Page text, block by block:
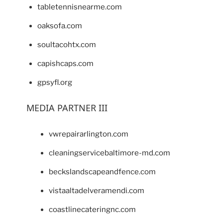
tabletennisnearme.com
oaksofa.com
soultacohtx.com
capishcaps.com
gpsyfl.org
MEDIA PARTNER III
vwrepairarlington.com
cleaningservicebaltimore-md.com
beckslandscapeandfence.com
vistaaltadelveramendi.com
coastlinecateringnc.com